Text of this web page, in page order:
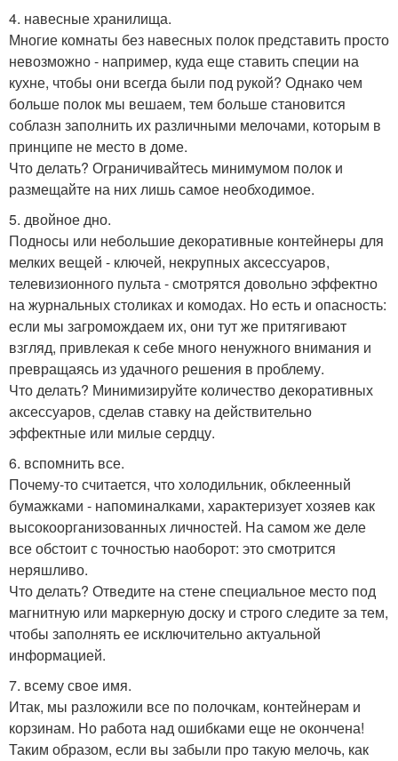
4. навесные хранилища.
Многие комнаты без навесных полок представить просто
невозможно - например, куда еще ставить специи на
кухне, чтобы они всегда были под рукой? Однако чем
больше полок мы вешаем, тем больше становится
соблазн заполнить их различными мелочами, которым в
принципе не место в доме.
Что делать? Ограничивайтесь минимумом полок и
размещайте на них лишь самое необходимое.
5. двойное дно.
Подносы или небольшие декоративные контейнеры для
мелких вещей - ключей, некрупных аксессуаров,
телевизионного пульта - смотрятся довольно эффектно
на журнальных столиках и комодах. Но есть и опасность:
если мы загромождаем их, они тут же притягивают
взгляд, привлекая к себе много ненужного внимания и
превращаясь из удачного решения в проблему.
Что делать? Минимизируйте количество декоративных
аксессуаров, сделав ставку на действительно
эффектные или милые сердцу.
6. вспомнить все.
Почему-то считается, что холодильник, обклеенный
бумажками - напоминалками, характеризует хозяев как
высокоорганизованных личностей. На самом же деле
все обстоит с точностью наоборот: это смотрится
неряшливо.
Что делать? Отведите на стене специальное место под
магнитную или маркерную доску и строго следите за тем,
чтобы заполнять ее исключительно актуальной
информацией.
7. всему свое имя.
Итак, мы разложили все по полочкам, контейнерам и
корзинам. Но работа над ошибками еще не окончена!
Таким образом, если вы забыли про такую мелочь, как